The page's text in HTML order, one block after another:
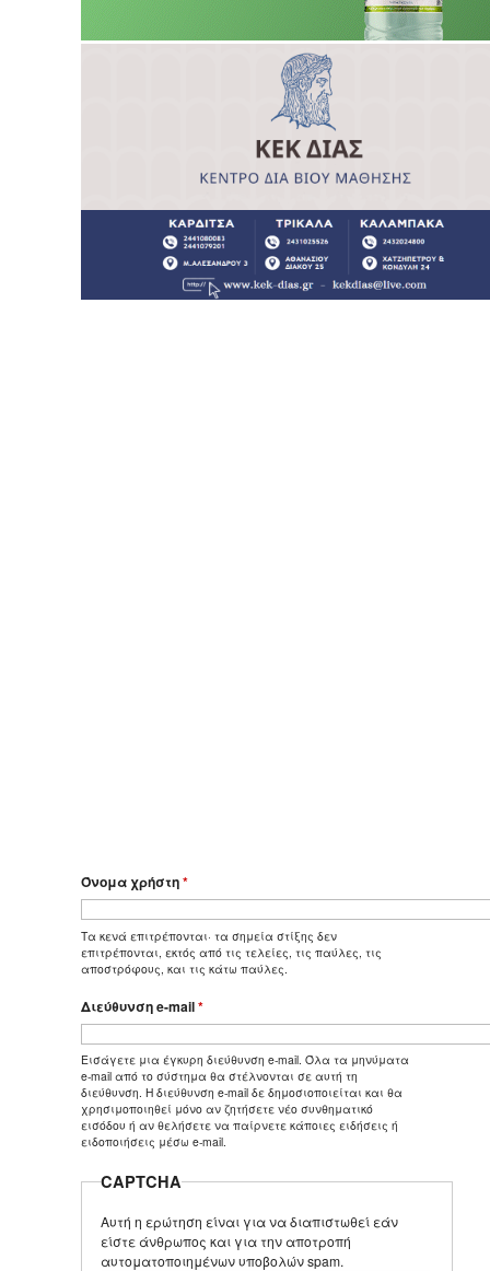
Όνομα χρήστη*
Τα κενά επιτρέπονται· τα σημεία στίξης δεν
επιτρέπονται, εκτός από τις τελείες, τις παύλες, τις
αποστρόφους, και τις κάτω παύλες.
Διεύθυνση e-mail*
Εισάγετε μια έγκυρη διεύθυνση e-mail. Όλα τα μηνύματα
e-mail από το σύστημα θα στέλνονται σε αυτή τη
διεύθυνση. Η διεύθυνση e-mail δε δημοσιοποιείται και θα
χρησιμοποιηθεί μόνο αν ζητήσετε νέο συνθηματικό
εισόδου ή αν θελήσετε να παίρνετε κάποιες ειδήσεις ή
ειδοποιήσεις μέσω e-mail.
CAPTCHA
Αυτή η ερώτηση είναι για να διαπιστωθεί εάν
είστε άνθρωπος και για την αποτροπή
αυτοματοποιημένων υποβολών spam.